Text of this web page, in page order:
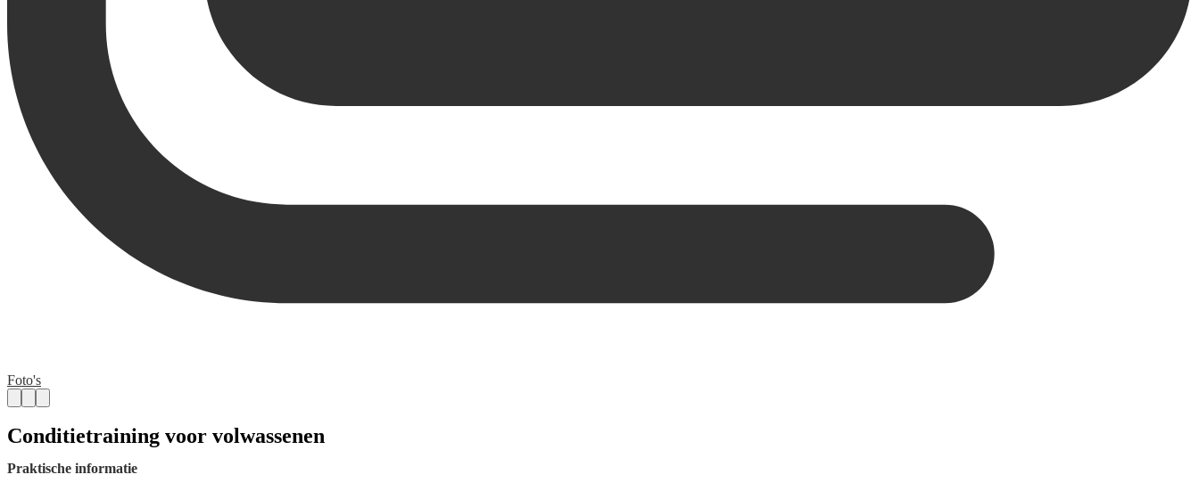
Foto's
Conditietraining voor volwassenen
Praktische informatie